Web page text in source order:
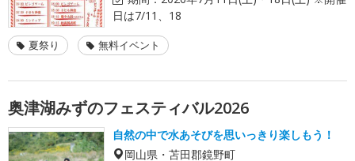
日は7/11、18
夏祭り 無料イベント
奥津湖みずのフェスティバル2026
自然の中で水あそびを思いっきり楽しもう！
岡山県・苫田郡鏡野町